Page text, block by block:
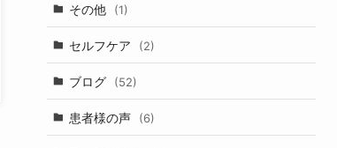
その他 (1)
セルフケア (2)
ブログ (52)
患者様の声 (6)